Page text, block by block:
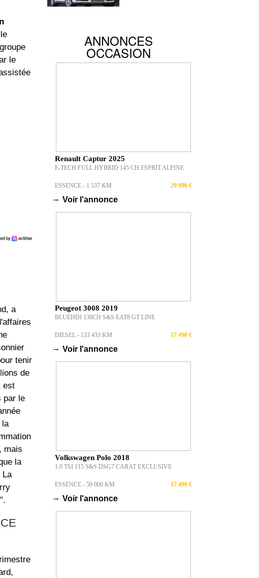
le
a
tenir
de
est
par le
la
mais
la
La
".
ANNONCES
OCCASION
Renault Captur 2025
E-TECH FULL HYBRID 145 CH ESPRIT ALPINE
ESSENCE - 1 537 KM 29 990 €
→ Voir l'annonce
Peugeot 3008 2019
BLUEHDI 130CH S&S EAT8 GT LINE
DIESEL - 133 433 KM 17 490 €
→ Voir l'annonce
Volkswagen Polo 2018
1.0 TSI 115 S&S DSG7 CARAT EXCLUSIVE
ESSENCE - 59 000 KM 17 499 €
→ Voir l'annonce